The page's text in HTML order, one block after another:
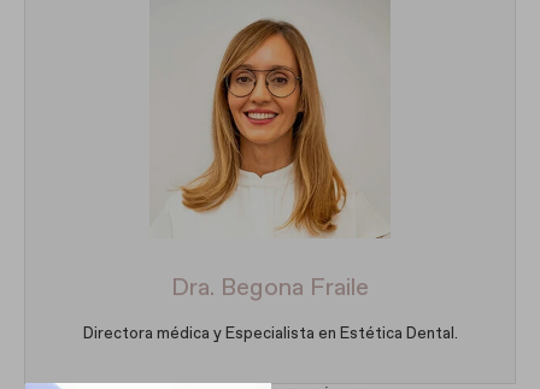
Dra. Begona Fraile
Directora médica y Especialista en Estética Dental.